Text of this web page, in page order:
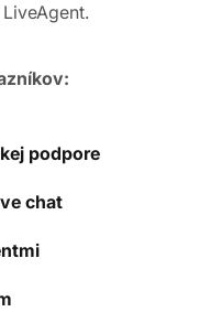
podpore
chat